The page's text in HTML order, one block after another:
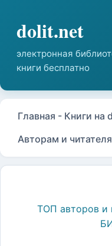
Главная - Книги на
Авторам и
ТОП авторов и